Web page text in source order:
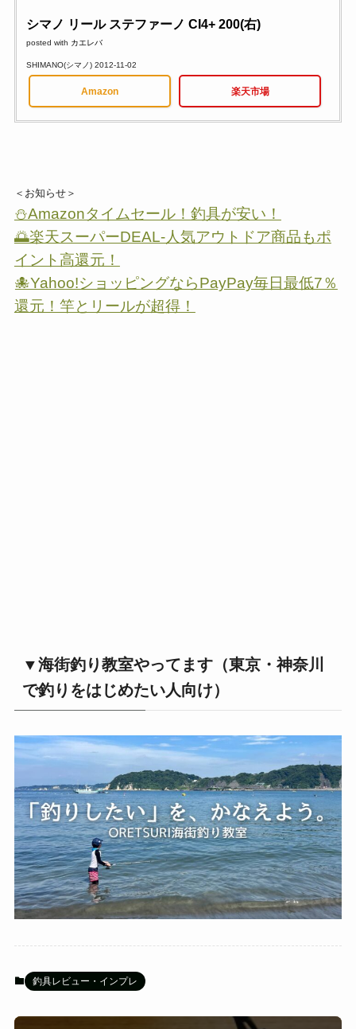
シマノ リール ステファーノ CI4+ 200(右)
posted with カエレバ
SHIMANO(シマノ) 2012-11-02
Amazon 楽天市場
＜お知らせ＞
⛄Amazonタイムセール！釣具が安い！
🌅楽天スーパーDEAL-人気アウトドア商品もポ
イント高還元！
🐙Yahoo!ショッピングならPayPay毎日最低7％
還元！竿とリールが超得！
▼海街釣り教室やってます（東京・神奈川
で釣りをはじめたい人向け）
釣具レビュー・インプレ